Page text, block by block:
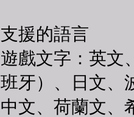
支援的語言
遊戲文字：英文
班牙）、日文、
中文、荷蘭文、